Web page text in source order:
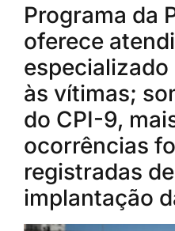
Programa da
oferece
às vítimas;
do CPI-9,
ocorrências
registradas
implantação